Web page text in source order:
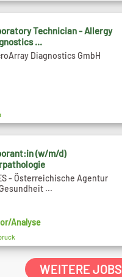
Technician - Allergy
...
Diagnostics GmbH
(w/m/d)
- Österreichische Agentur
...
Analyse
WEITERE JOBS